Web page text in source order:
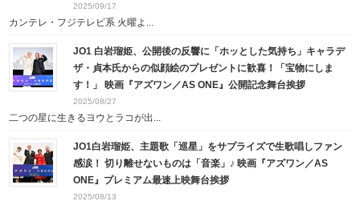
2025/09/17
カンテレ・フジテレビ系 火曜よ...
JO1 白岩瑠姫、公開後の反響に「ホッとした気持ち」キャラデ
ザ・貞本氏からの似顔絵のプレゼントに歓喜！「宝物にしま
す！」 映画『アズワン／AS ONE』公開記念舞台挨拶
2025/08/27
二つの星に生きるヨウとラコが出...
JO1白岩瑠姫、主題歌「巡星」をサプライズで生歌唱しファン
感涙！ 切り離せないものは「音楽」♪ 映画『アズワン／AS
ONE』プレミアム最速上映舞台挨拶
2025/08/13